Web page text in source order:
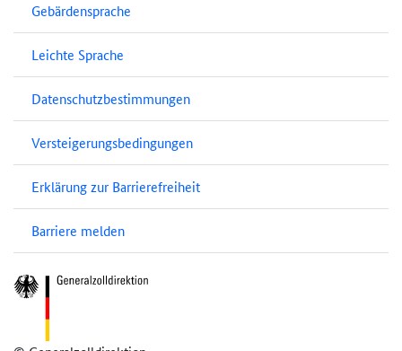
Gebärdensprache
Leichte Sprache
Datenschutzbestimmungen
Versteigerungsbedingungen
Erklärung zur Barrierefreiheit
Barriere melden